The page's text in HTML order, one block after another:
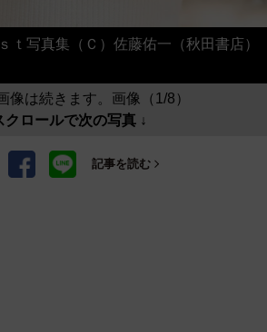
ｔ写真集（Ｃ）佐藤佑一（秋田書店）
像は続きます。画像（1/8）
クロールで次の写真 ↓
記事を読む